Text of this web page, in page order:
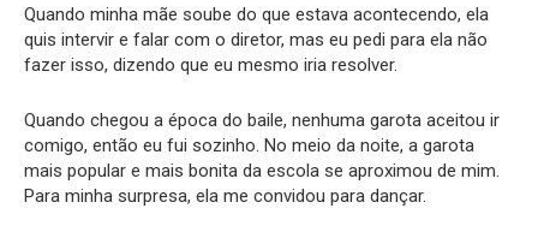
Quando minha mãe soube do que estava acontecendo, ela
quis intervir e falar com o diretor, mas eu pedi para ela não
fazer isso, dizendo que eu mesmo iria resolver.
Quando chegou a época do baile, nenhuma garota aceitou ir
comigo, então eu fui sozinho. No meio da noite, a garota
mais popular e mais bonita da escola se aproximou de mim.
Para minha surpresa, ela me convidou para dançar.